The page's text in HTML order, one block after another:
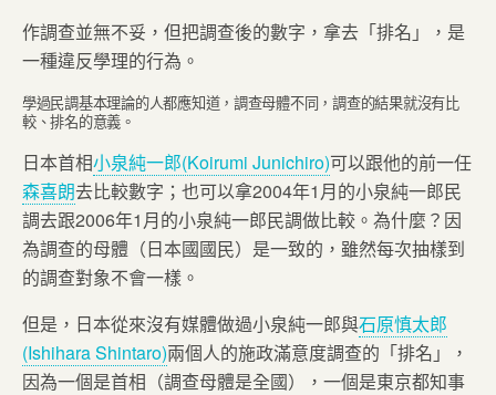
作調查並無不妥，但把調查後的數字，拿去「排名」，是
一種違反學理的行為。
學過民調基本理論的人都應知道，調查母體不同，調查的結果就沒有比
較、排名的意義。
日本首相小泉純一郎(Koirumi Junichiro)可以跟他的前一任
森喜朗去比較數字；也可以拿2004年1月的小泉純一郎民
調去跟2006年1月的小泉純一郎民調做比較。為什麼？因
為調查的母體（日本國國民）是一致的，雖然每次抽樣到
的調查對象不會一樣。
但是，日本從來沒有媒體做過小泉純一郎與石原慎太郎
(Ishihara Shintaro)兩個人的施政滿意度調查的「排名」，
因為一個是首相（調查母體是全國），一個是東京都知事